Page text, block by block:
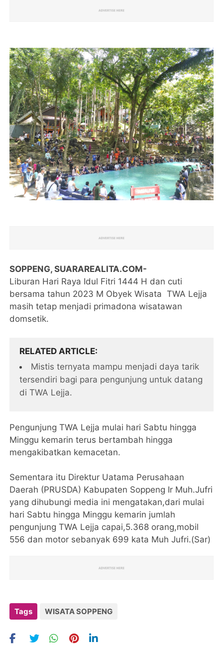
SOPPENG, SUARAREALITA.COM-
Liburan Hari Raya Idul Fitri 1444 H dan cuti
bersama tahun 2023 M Obyek Wisata TWA Lejja
masih tetap menjadi primadona wisatawan
domsetik.
RELATED ARTICLE
Mistis ternyata mampu menjadi daya tarik
tersendiri bagi para pengunjung untuk datang
di TWA Lejja.
Pengunjung TWA Lejja mulai hari Sabtu hingga
Minggu kemarin terus bertambah hingga
mengakibatkan kemacetan.
Sementara itu Direktur Uatama Perusahaan
Daerah (PRUSDA) Kabupaten Soppeng Ir Muh.Jufri
yang dihubungi media ini mengatakan,dari mulai
hari Sabtu hingga Minggu kemarin jumlah
pengunjung TWA Lejja capai,5.368 orang,mobil
556 dan motor sebanyak 699 kata Muh Jufri.(Sar)
Tags WISATA SOPPENG